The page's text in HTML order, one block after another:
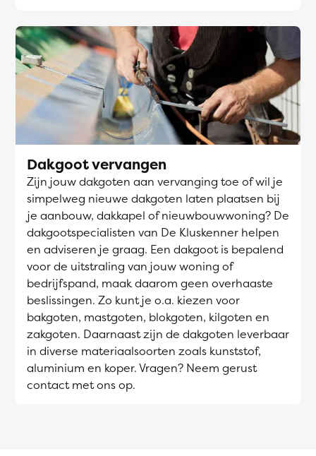
Dakgoot vervangen
Zijn jouw dakgoten aan vervanging toe of wil je
simpelweg nieuwe dakgoten laten plaatsen bij
je aanbouw, dakkapel of nieuwbouwwoning? De
dakgootspecialisten van De Kluskenner helpen
en adviseren je graag. Een dakgoot is bepalend
voor de uitstraling van jouw woning of
bedrijfspand, maak daarom geen overhaaste
beslissingen. Zo kunt je o.a. kiezen voor
bakgoten, mastgoten, blokgoten, kilgoten en
zakgoten. Daarnaast zijn de dakgoten leverbaar
in diverse materiaalsoorten zoals kunststof,
aluminium en koper. Vragen? Neem gerust
contact met ons op.